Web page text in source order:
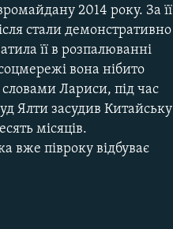
2014 року. За її
стали демонстративно
її в розпалюванні
вона нібито
Лариси, під час
Ялти засудив Китайську
місяців.
вже півроку відбуває